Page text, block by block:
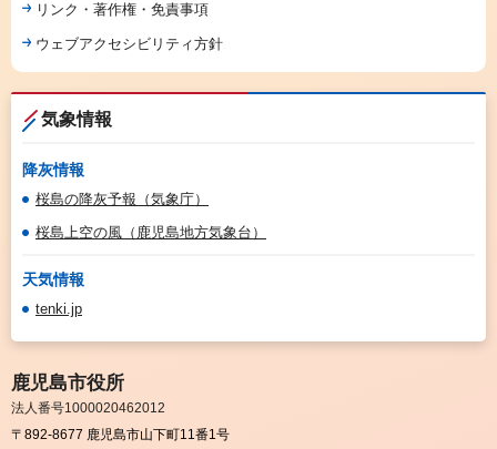
リンク・著作権・免責事項
ウェブアクセシビリティ方針
気象情報
降灰情報
桜島の降灰予報（気象庁）
桜島上空の風（鹿児島地方気象台）
天気情報
tenki.jp
鹿児島市役所
法人番号1000020462012
〒892-8677 鹿児島市山下町11番1号